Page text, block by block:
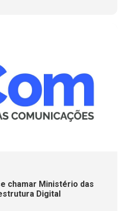
chamar Ministério das
Digital